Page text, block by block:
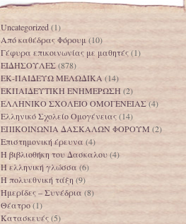
Uncategorized (1)
Από καθέδρας Φόρουμ(10)
Γέφυρα επικοινωνίας με μαθητές(1)
ΕΙΔΗΣΟΥΛΕΣ(878)
ΕΚ-ΠΑΙΔΕΥΩ ΜΕΛΩΔΙΚΑ (14)
ΕΚΠΑΙΔΕΥΤΙΚΗ ΕΝΗΜΕΡΩΣΗ(2)
ΕΛΛΗΝΙΚΟ ΣΧΟΛΕΙΟ ΟΜΟΓΕΝΕΙΑΣ(4)
Ελληνικό Σχολείο Ομογένειας(14)
ΕΠΙΚΟΙΝΩΝΙΑ ΔΑΣΚΑΛΩΝ ΦΟΡΟΥΜ (2)
Επιστημονική έρευνα (4)
Η βιβλιοθήκη του Δασκαλου(4)
Η ελληνική γλώσσα (6)
Η πολυεθνική τάξη (9)
Ημερίδες – Συνέδρια (8)
Θέατρο(1)
Κατασκευές(5)